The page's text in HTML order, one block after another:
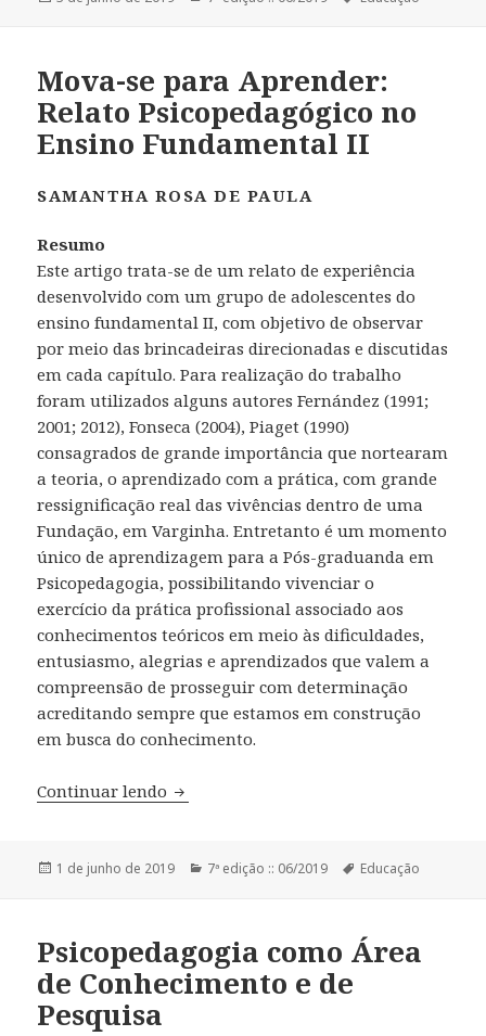
Mova-se para Aprender:
Relato Psicopedagógico no
Ensino Fundamental II
SAMANTHA ROSA DE PAULA
Resumo
Este artigo trata-se de um relato de experiência
desenvolvido com um grupo de adolescentes do
ensino fundamental II, com objetivo de observar
por meio das brincadeiras direcionadas e discutidas
em cada capítulo. Para realização do trabalho
foram utilizados alguns autores Fernández (1991;
2001; 2012), Fonseca (2004), Piaget (1990)
consagrados de grande importância que nortearam
a teoria, o aprendizado com a prática, com grande
ressignificação real das vivências dentro de uma
Fundação, em Varginha. Entretanto é um momento
único de aprendizagem para a Pós-graduanda em
Psicopedagogia, possibilitando vivenciar o
exercício da prática profissional associado aos
conhecimentos teóricos em meio às dificuldades,
entusiasmo, alegrias e aprendizados que valem a
compreensão de prosseguir com determinação
acreditando sempre que estamos em construção
em busca do conhecimento.
Continuar lendo Mova-se para Aprender: Relato
Publicado
1 de junho de 2019 Categorias
7ª edição :: 06/2019 Tags
Educação
Psicopedagogia como Área
de Conhecimento e de
Pesquisa